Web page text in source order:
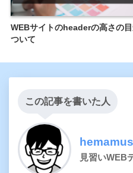
WEBサイトのheaderの高さの
ついて
この記事を書いた人
見習いWEB